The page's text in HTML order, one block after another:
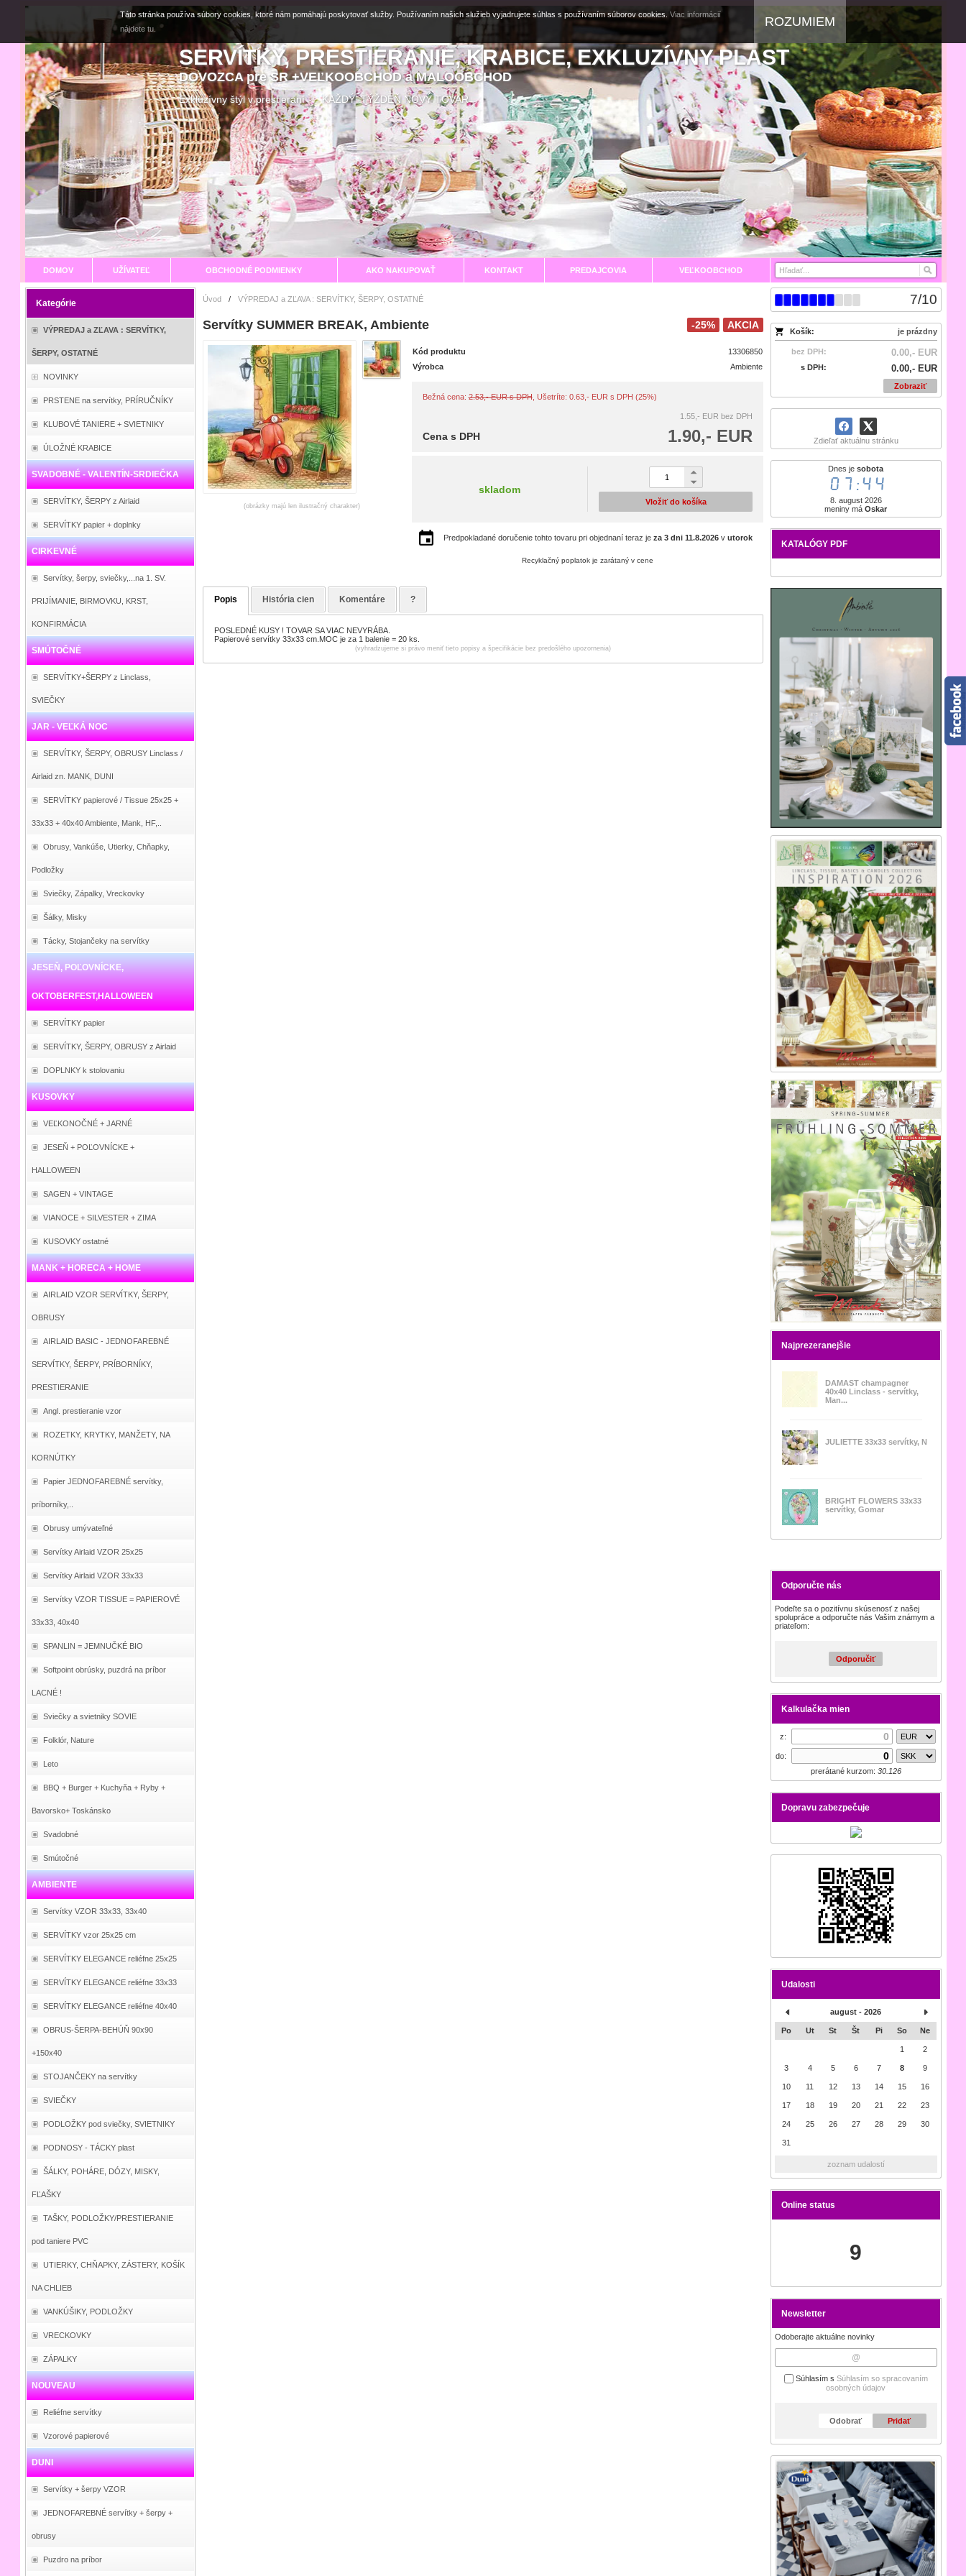
SERVÍTKY, PRESTIERANIE, KRABICE, EXKLUZÍVNY PLAST
DOVOZCA pre SR +VEĽKOOBCHOD a MALOOBCHOD
Exkluzívny štýl v prestieraní KAŽDÝ TÝŽDEŇ NOVÝ TOVAR
DOMOV UŽÍVATEĽ OBCHODNÉ PODMIENKY AKO NAKUPOVAŤ KONTAKT PREDAJCOVIA VEĽKOOBCHOD
Kategórie
VÝPREDAJ a ZĽAVA : SERVÍTKY,
ŠERPY, OSTATNÉ
NOVINKY
PRSTENE na servítky, PRÍRUČNÍKY
KLUBOVÉ TANIERE + SVIETNIKY
ÚLOŽNÉ KRABICE
SVADOBNÉ - VALENTÍN-SRDIEČKA
SERVÍTKY, ŠERPY z Airlaid
SERVÍTKY papier + doplnky
CIRKEVNÉ
Servítky, šerpy, sviečky,...na 1. SV.
PRIJÍMANIE, BIRMOVKU, KRST,
KONFIRMÁCIA
SMÚTOČNÉ
SERVÍTKY+ŠERPY z Linclass,
SVIEČKY
JAR - VEĽKÁ NOC
SERVÍTKY, ŠERPY, OBRUSY Linclass /
Airlaid zn. MANK, DUNI
SERVÍTKY papierové / Tissue 25x25 +
33x33 + 40x40 Ambiente, Mank, HF,..
Obrusy, Vankúše, Utierky, Chňapky,
Podložky
Sviečky, Zápalky, Vreckovky
Šálky, Misky
Tácky, Stojančeky na servítky
JESEŇ, POĽOVNÍCKE,
OKTOBERFEST,HALLOWEEN
SERVÍTKY papier
SERVÍTKY, ŠERPY, OBRUSY z Airlaid
DOPLNKY k stolovaniu
KUSOVKY
VEĽKONOČNÉ + JARNÉ
JESEŇ + POĽOVNÍCKE +
HALLOWEEN
SAGEN + VINTAGE
VIANOCE + SILVESTER + ZIMA
KUSOVKY ostatné
MANK + HORECA + HOME
AIRLAID VZOR SERVÍTKY, ŠERPY,
OBRUSY
AIRLAID BASIC - JEDNOFAREBNÉ
SERVÍTKY, ŠERPY, PRÍBORNÍKY,
PRESTIERANIE
Angl. prestieranie vzor
ROZETKY, KRYTKY, MANŽETY, NA
KORNÚTKY
Papier JEDNOFAREBNÉ servítky,
príborníky,..
Obrusy umývateľné
Servítky Airlaid VZOR 25x25
Servítky Airlaid VZOR 33x33
Servítky VZOR TISSUE = PAPIEROVÉ
33x33, 40x40
SPANLIN = JEMNUČKÉ BIO
Softpoint obrúsky, puzdrá na príbor
LACNÉ !
Sviečky a svietniky SOVIE
Folklór, Nature
Leto
BBQ + Burger + Kuchyňa + Ryby +
Bavorsko+ Toskánsko
Svadobné
Smútočné
AMBIENTE
Servítky VZOR 33x33, 33x40
SERVÍTKY vzor 25x25 cm
SERVÍTKY ELEGANCE reliéfne 25x25
SERVÍTKY ELEGANCE reliéfne 33x33
SERVÍTKY ELEGANCE reliéfne 40x40
OBRUS-ŠERPA-BEHÚŇ 90x90
+150x40
STOJANČEKY na servítky
SVIEČKY
PODLOŽKY pod sviečky, SVIETNIKY
PODNOSY - TÁCKY plast
ŠÁLKY, POHÁRE, DÓZY, MISKY,
FĽAŠKY
TAŠKY, PODLOŽKY/PRESTIERANIE
pod taniere PVC
UTIERKY, CHŇAPKY, ZÁSTERY, KOŠÍK
NA CHLIEB
VANKÚŠIKY, PODLOŽKY
VRECKOVKY
ZÁPALKY
NOUVEAU
Reliéfne servítky
Vzorové papierové
DUNI
Servítky + šerpy VZOR
JEDNOFAREBNÉ servítky + šerpy +
obrusy
Puzdro na príbor
7/10
Košík: je prázdny
bez DPH: 0.00,- EUR
s DPH: 0.00,- EUR
Zobraziť
Zdieľať aktuálnu stránku
Dnes jesobota
07:44
8. august 2026
meniny máOskar
KATALÓGY PDF
Najprezeranejšie
DAMAST champagner
40x40 Linclass - servítky,
Man...
JULIETTE 33x33 servítky, N
BRIGHT FLOWERS 33x33
servítky, Gomar
Odporučte nás
Podeľte sa o pozitívnu skúsenosť z našej
spolupráce a odporučte nás Vašim známym a
priateľom:
Odporučiť
Kalkulačka mien
z:
do:
prerátané kurzom: 30.126
Dopravu zabezpečuje
Udalosti
august - 2026
Po Ut St Št Pi So Ne
1 2
3 4 5 6 7 8 9
10 11 12 13 14 15 16
17 18 19 20 21 22 23
24 25 26 27 28 29 30
31
zoznam udalostí
Online status
9
Newsletter
Odoberajte aktuálne novinky
Súhlasím s Súhlasím so spracovaním
osobných údajov
Odobrať Pridať
Úvod / VÝPREDAJ a ZĽAVA : SERVÍTKY, ŠERPY, OSTATNÉ
AKCIA
-25%
Servítky SUMMER BREAK, Ambiente
(obrázky majú len ilustračný charakter)
Kód produktu
13306850
Výrobca
Ambiente
Bežná cena:2.53,- EUR s DPH, Ušetríte: 0.63,- EUR s DPH (25%)
1.55,- EUR bez DPH
1.90,- EUR
Cena s DPH
skladom
Vložiť do košíka
Predpokladané doručenie tohto tovaru pri objednaní teraz je za 3 dni 11.8.2026v utorok
Recyklačný poplatok je zarátaný v cene
Popis História cien Komentáre ?
POSLEDNÉ KUSY ! TOVAR SA VIAC NEVYRÁBA.
Papierové servítky 33x33 cm.MOC je za 1 balenie = 20 ks.
(vyhradzujeme si právo meniť tieto popisy a špecifikácie bez predošlého upozornenia)
Táto stránka používa súbory cookies, ktoré nám pomáhajú poskytovať služby. Používaním našich služieb vyjadrujete súhlas s používaním súborov cookies. Viac informácií
nájdete tu.
ROZUMIEM